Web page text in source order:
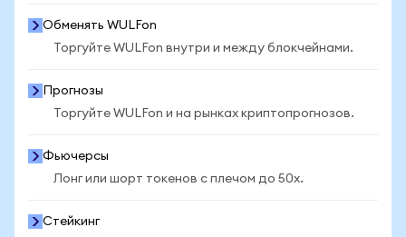
Обменять WULFon
Торгуйте WULFon внутри и между блокчейнами.
Прогнозы
Торгуйте WULFon и на рынках криптопрогнозов.
Фьючерсы
Лонг или шорт токенов с плечом до 50x.
Стейкинг